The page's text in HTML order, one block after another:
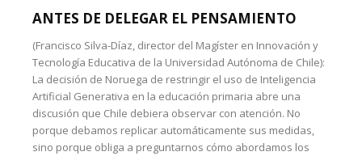
ANTES DE DELEGAR EL PENSAMIENTO
(Francisco Silva-Díaz, director del Magíster en Innovación y
Tecnología Educativa de la Universidad Autónoma de Chile):
La decisión de Noruega de restringir el uso de Inteligencia
Artificial Generativa en la educación primaria abre una
discusión que Chile debiera observar con atención. No
porque debamos replicar automáticamente sus medidas,
sino porque obliga a preguntarnos cómo abordamos los